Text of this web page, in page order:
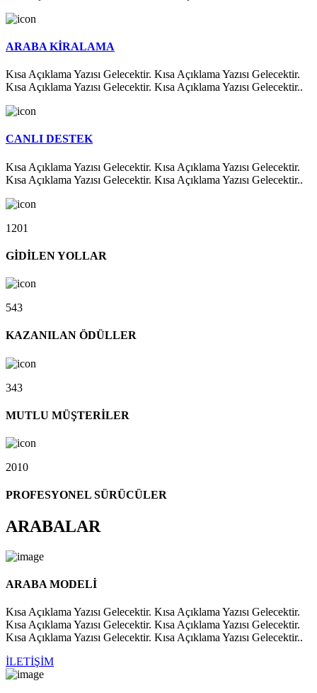
ARABA KİRALAMA
Kısa Açıklama Yazısı Gelecektir. Kısa Açıklama Yazısı Gelecektir.
Kısa Açıklama Yazısı Gelecektir. Kısa Açıklama Yazısı Gelecektir..
CANLI DESTEK
Kısa Açıklama Yazısı Gelecektir. Kısa Açıklama Yazısı Gelecektir.
Kısa Açıklama Yazısı Gelecektir. Kısa Açıklama Yazısı Gelecektir..
1201
GİDİLEN YOLLAR
543
KAZANILAN ÖDÜLLER
343
MUTLU MÜŞTERİLER
2010
PROFESYONEL SÜRÜCÜLER
ARABALAR
ARABA MODELİ
Kısa Açıklama Yazısı Gelecektir. Kısa Açıklama Yazısı Gelecektir.
Kısa Açıklama Yazısı Gelecektir. Kısa Açıklama Yazısı Gelecektir.
Kısa Açıklama Yazısı Gelecektir. Kısa Açıklama Yazısı Gelecektir..
İLETİŞİM